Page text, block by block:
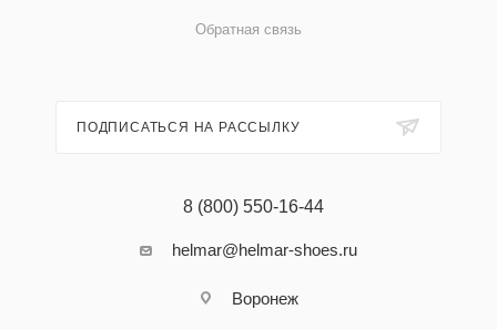
Обратная связь
ПОДПИСАТЬСЯ НА РАССЫЛКУ
8 (800) 550-16-44
helmar@helmar-shoes.ru
Воронеж